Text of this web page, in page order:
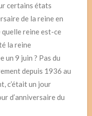
certains états
de la reine en
reine est-ce
la reine
un 9 juin ? Pas du
depuis 1936 au
c’était un jour
d’anniversaire du